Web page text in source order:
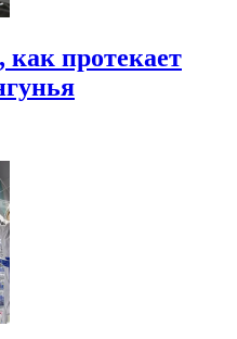
как протекает